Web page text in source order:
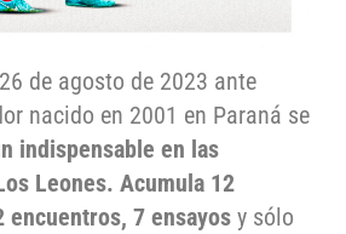
de agosto de 2023 ante
nacido en 2001 en Paraná se
indispensable en las
Leones. Acumula 12
7 ensayos y sólo